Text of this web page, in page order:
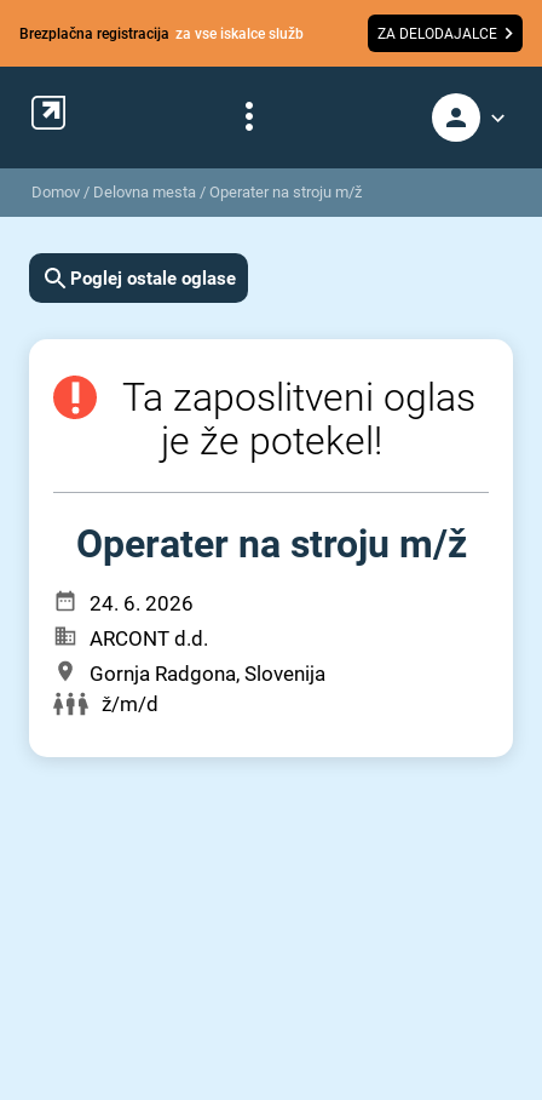
Brezplačna registracija za vse iskalce služb ZA DELODAJALCE
Domov / Delovna mesta / Operater na stroju m/ž
Poglej ostale oglase
Ta zaposlitveni oglas
je že potekel!
Operater na stroju m⁠/⁠ž
24. 6. 2026
ARCONT d.d.
Gornja Radgona, Slovenija
ž/m/d